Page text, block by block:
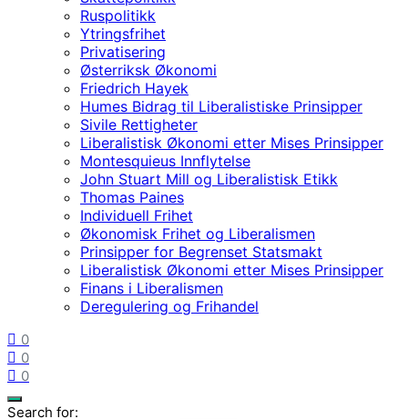
Ruspolitikk
Ytringsfrihet
Privatisering
Østerriksk Økonomi
Friedrich Hayek
Humes Bidrag til Liberalistiske Prinsipper
Sivile Rettigheter
Liberalistisk Økonomi etter Mises Prinsipper
Montesquieus Innflytelse
John Stuart Mill og Liberalistisk Etikk
Thomas Paines
Individuell Frihet
Økonomisk Frihet og Liberalismen
Prinsipper for Begrenset Statsmakt
Liberalistisk Økonomi etter Mises Prinsipper
Finans i Liberalismen
Deregulering og Frihandel
0
0
0
Search for: